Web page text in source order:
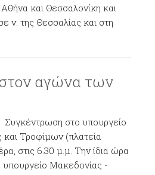
και Θεσσαλονίκη και
ν. της Θεσσαλίας και στη
αγώνα των
Συγκέντρωση στο υπουργείο
και Τροφίμων (πλατεία
στις 6.30 μ.μ. Την ίδια ώρα
υπουργείο Μακεδονίας -